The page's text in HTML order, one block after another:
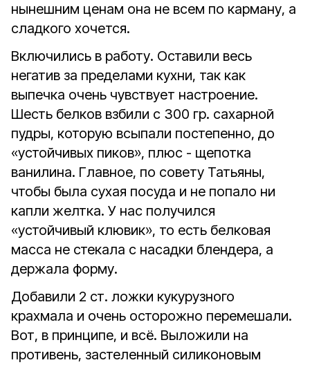
нынешним ценам она не всем по карману, а
сладкого хочется.
Включились в работу. Оставили весь
негатив за пределами кухни, так как
выпечка очень чувствует настроение.
Шесть белков взбили с 300 гр. сахарной
пудры, которую всыпали постепенно, до
«устойчивых пиков», плюс - щепотка
ванилина. Главное, по совету Татьяны,
чтобы была сухая посуда и не попало ни
капли желтка. У нас получился
«устойчивый клювик», то есть белковая
масса не стекала с насадки блендера, а
держала форму.
Добавили 2 ст. ложки кукурузного
крахмала и очень осторожно перемешали.
Вот, в принципе, и всё. Выложили на
противень, застеленный силиконовым